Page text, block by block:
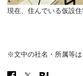
現在、住んでいる仮設
※文中の社名・所属等は